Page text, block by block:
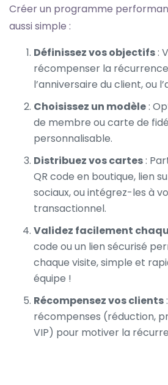
Créer un programme
aussi simple :
Définissez vos objectifs:
récompenser la
l’anniversaire du client, ou
Choisissez un modèle:
de membre ou carte de
personnalisable.
Distribuez vos cartes:
QR code en boutique, lien
sociaux, ou intégrez-les à
transactionnel.
Validez facilement
code ou un lien sécurisé
chaque visite, simple et
équipe !
Récompensez vos clients
récompenses (réduction,
VIP) pour motiver la